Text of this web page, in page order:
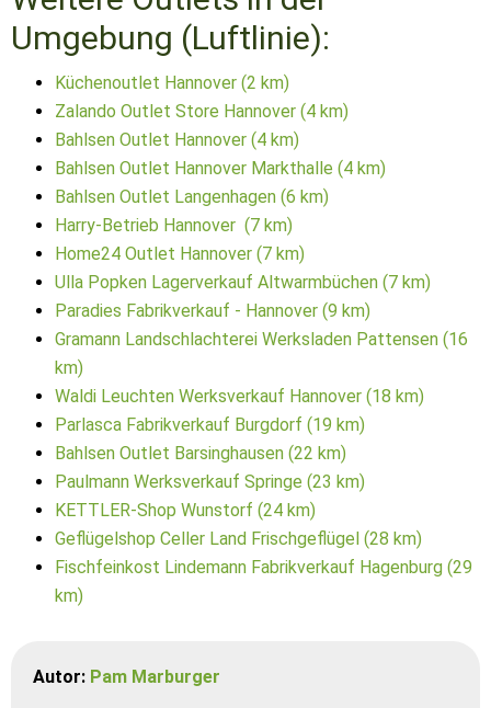
Umgebung (Luftlinie):
Küchenoutlet Hannover (2 km)
Zalando Outlet Store Hannover (4 km)
Bahlsen Outlet Hannover (4 km)
Bahlsen Outlet Hannover Markthalle (4 km)
Bahlsen Outlet Langenhagen (6 km)
Harry-Betrieb Hannover (7 km)
Home24 Outlet Hannover (7 km)
Ulla Popken Lagerverkauf Altwarmbüchen (7 km)
Paradies Fabrikverkauf - Hannover (9 km)
Gramann Landschlachterei Werksladen Pattensen (16
km)
Waldi Leuchten Werksverkauf Hannover (18 km)
Parlasca Fabrikverkauf Burgdorf (19 km)
Bahlsen Outlet Barsinghausen (22 km)
Paulmann Werksverkauf Springe (23 km)
KETTLER-Shop Wunstorf (24 km)
Geflügelshop Celler Land Frischgeflügel (28 km)
Fischfeinkost Lindemann Fabrikverkauf Hagenburg (29
km)
Autor: Pam Marburger